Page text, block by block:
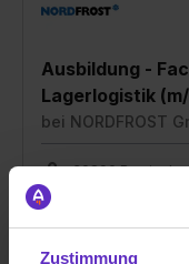
Zustimmung
Ausbildung -
Lagerlogistik
bei NORDFROST
30890